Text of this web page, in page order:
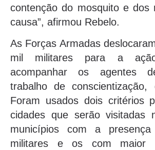
contenção do mosquito e dos
causa”, afirmou Rebelo.
As Forças Armadas
mil militares para a
acompanhar os agentes
trabalho de
Foram usados dois critérios
cidades que serão visitadas
municípios com a
militares e os com maior